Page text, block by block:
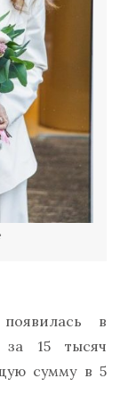
в
за 15 тысяч
сумму в 5